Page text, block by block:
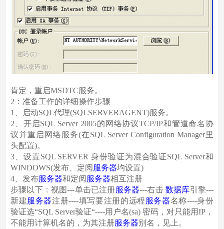
肯定，重启MSDTC服务。
2：准备工作的详细操作步骤
1、启动SQL代理(SQLSERVERAGENT)服务。
2、开启SQL Server 2005的网络协议TCP/IP和管道命名协
议并重启网络服务(在SQL Server Configuration Manager里
头配置)。
3、设置SQL SERVER 身份验证为混合验证SQL Server和
WINDOWS(发布、定阅 服务器均设置)
4、发布服务器和定阅 服务器相互注册
步骤以下：视图---单击已注册服务器---右击数据库引擎---
新建服务器注册----填写要注册的远程 服务器名称----身份
验证选“SQL Server验证“----用户名(sa) 密码，对只能用IP，
不能用计算机名的，为其注册服务器别名，见上。